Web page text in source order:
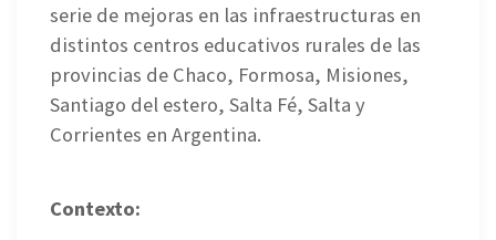
serie de mejoras en las infraestructuras en
distintos centros educativos rurales de las
provincias de Chaco, Formosa, Misiones,
Santiago del estero, Salta Fé, Salta y
Corrientes en Argentina.
Contexto: